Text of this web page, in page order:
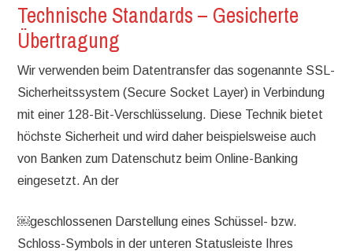
Technische Standards – Gesicherte
Übertragung
Wir verwenden beim Datentransfer das sogenannte SSL-
Sicherheitssystem (Secure Socket Layer) in Verbindung
mit einer 128-Bit-Verschlüsselung. Diese Technik bietet
höchste Sicherheit und wird daher beispielsweise auch
von Banken zum Datenschutz beim Online-Banking
eingesetzt. An der
￼geschlossenen Darstellung eines Schüssel- bzw.
Schloss-Symbols in der unteren Statusleiste Ihres